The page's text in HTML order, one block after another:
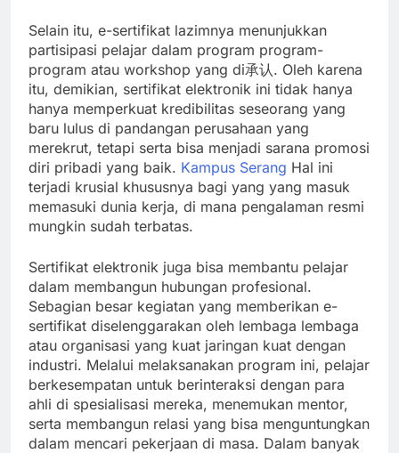
Selain itu, e-sertifikat lazimnya menunjukkan
partisipasi pelajar dalam program program-
program atau workshop yang di承认. Oleh karena
itu, demikian, sertifikat elektronik ini tidak hanya
hanya memperkuat kredibilitas seseorang yang
baru lulus di pandangan perusahaan yang
merekrut, tetapi serta bisa menjadi sarana promosi
diri pribadi yang baik. Kampus Serang Hal ini
terjadi krusial khususnya bagi yang yang masuk
memasuki dunia kerja, di mana pengalaman resmi
mungkin sudah terbatas.
Sertifikat elektronik juga bisa membantu pelajar
dalam membangun hubungan profesional.
Sebagian besar kegiatan yang memberikan e-
sertifikat diselenggarakan oleh lembaga lembaga
atau organisasi yang kuat jaringan kuat dengan
industri. Melalui melaksanakan program ini, pelajar
berkesempatan untuk berinteraksi dengan para
ahli di spesialisasi mereka, menemukan mentor,
serta membangun relasi yang bisa menguntungkan
dalam mencari pekerjaan di masa. Dalam banyak